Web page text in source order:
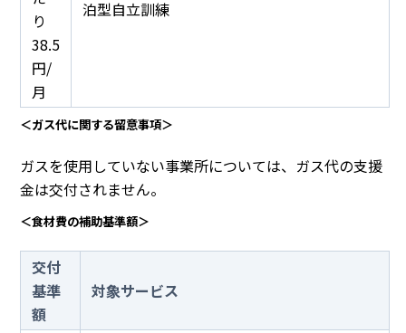
り
38.5
円/
月
泊型自立訓練
＜ガス代に関する留意事項＞
ガスを使用していない事業所については、ガス代の支援
金は交付されません。
＜食材費の補助基準額＞
交付
基準
額
対象サービス